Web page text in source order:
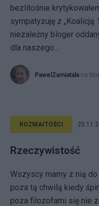
bezlitośnie
sympatyzuję z „Koalicją
niezależny bloger
dla naszego...
PawelZamiatala na
ROZMAITOŚCI
Rzeczywistość
Wszyscy mamy z nią do
poza tą chwilą kiedy
poza filozofami się nie